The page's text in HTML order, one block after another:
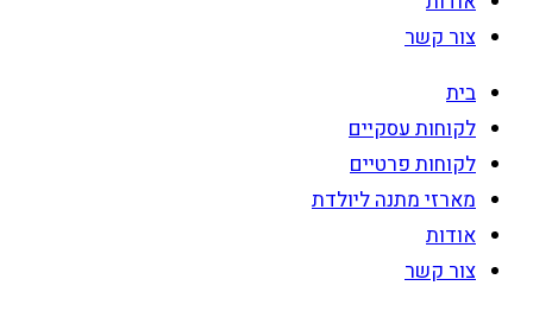
צור קשר
בית
לקוחות עסקיים
לקוחות פרטיים
מארזי מתנה ליולדת
אודות
צור קשר